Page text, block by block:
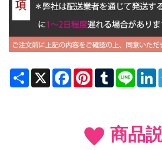
Share X FacebookPinterestTumblrLine
商品